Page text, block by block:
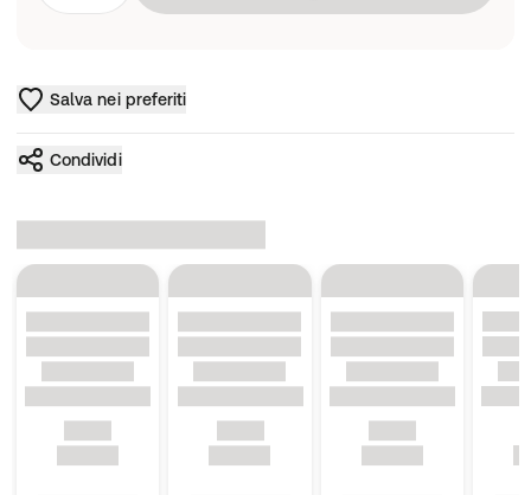
Salva nei preferiti
Condividi